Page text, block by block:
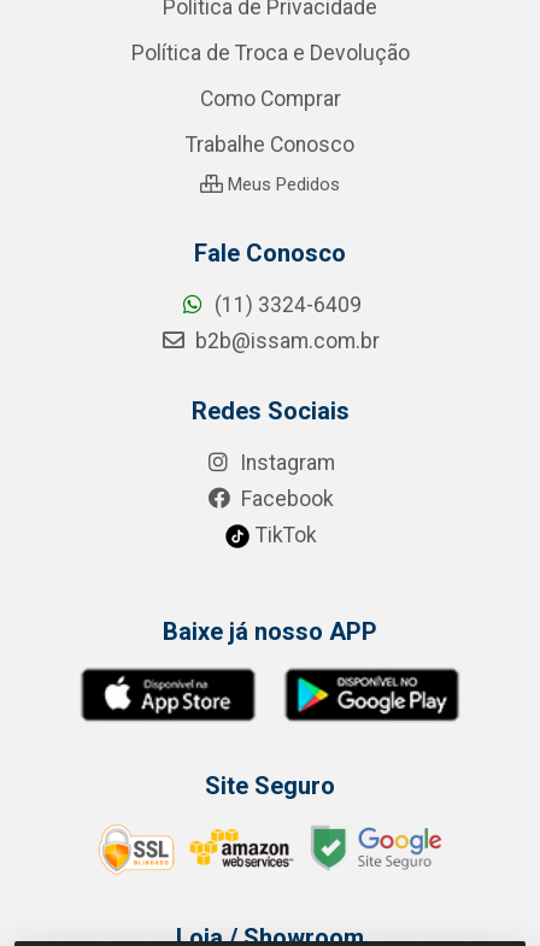
Política de Privacidade
Política de Troca e Devolução
Como Comprar
Trabalhe Conosco
Meus Pedidos
Fale Conosco
(11) 3324-6409
b2b@issam.com.br
Redes Sociais
Instagram
Facebook
TikTok
Baixe já nosso APP
Site Seguro
Loja / Showroom